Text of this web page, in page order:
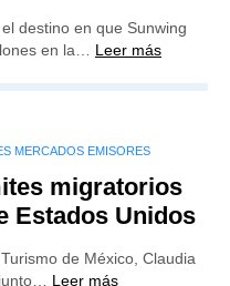
destino en que Sunwing
en la… Leer más
MERCADOS EMISORES
migratorios
Estados Unidos
de México, Claudia
Leer más